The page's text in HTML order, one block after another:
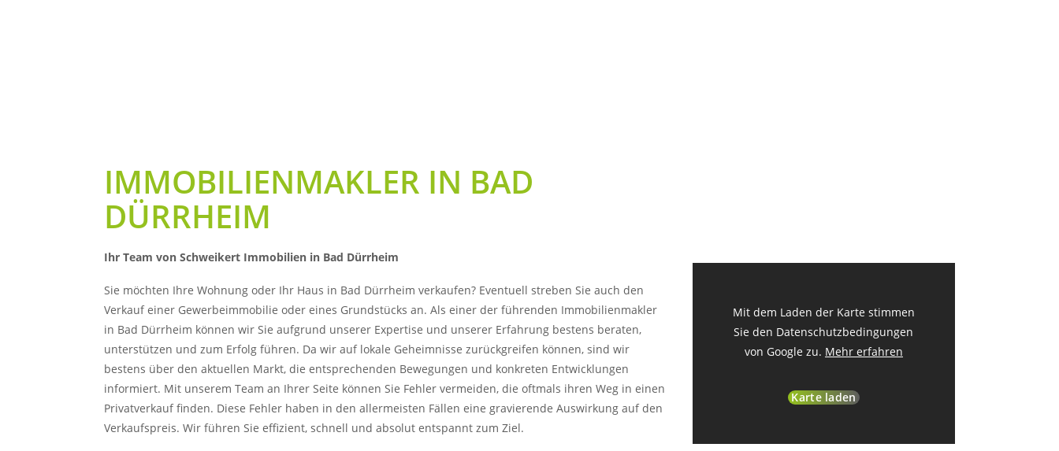
IMMOBILIENMAKLER IN BAD
DÜRRHEIM
Ihr Team von Schweikert Immobilien in Bad Dürrheim
Sie möchten Ihre Wohnung oder Ihr Haus in Bad Dürrheim verkaufen? Eventuell streben Sie auch den
Verkauf einer Gewerbeimmobilie oder eines Grundstücks an. Als einer der führenden Immobilienmakler
in Bad Dürrheim können wir Sie aufgrund unserer Expertise und unserer Erfahrung bestens beraten,
unterstützen und zum Erfolg führen. Da wir auf lokale Geheimnisse zurückgreifen können, sind wir
bestens über den aktuellen Markt, die entsprechenden Bewegungen und konkreten Entwicklungen
informiert. Mit unserem Team an Ihrer Seite können Sie Fehler vermeiden, die oftmals ihren Weg in einen
Privatverkauf finden. Diese Fehler haben in den allermeisten Fällen eine gravierende Auswirkung auf den
Verkaufspreis. Wir führen Sie effizient, schnell und absolut entspannt zum Ziel.
Mit dem Laden der Karte stimmen
Sie den Datenschutzbedingungen
von Google zu. Mehr erfahren
Karte laden